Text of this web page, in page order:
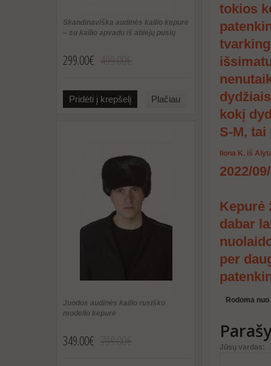
Skandinaviška audinės kailio kepurė
– su kailio apvadu iš abiejų pusių
299.00€
Pridėti į krepšelį Plačiau
Juodos audinės kailio rusiško
modelio kepurė
349.00€
tokios
kokį
S-M,
Ilona K. iš
2022/
Kepurė
dabar
per
Rodoma
Jūsų vardas: